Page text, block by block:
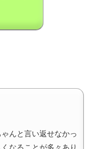
んと言い返せなかっ
なることが多々あり